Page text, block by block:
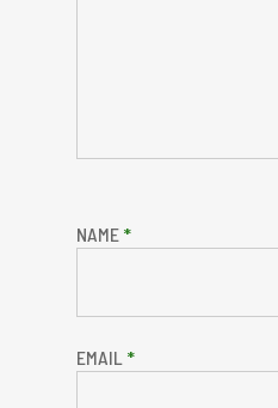
NAME *
EMAIL *